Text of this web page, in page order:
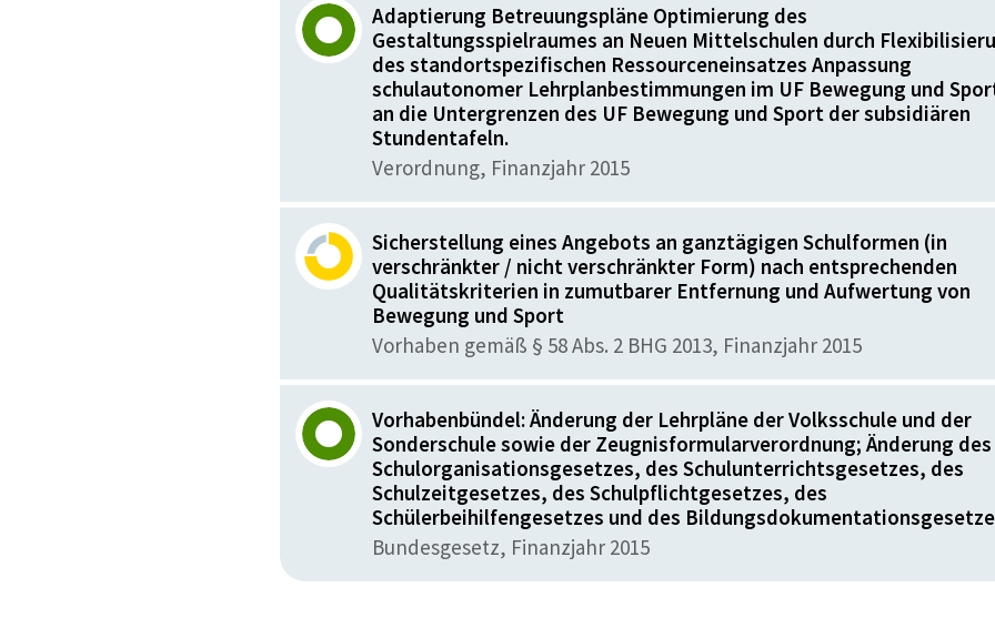
Adaptierung Betreuungspläne Optimierung des
Gestaltungsspielraumes an Neuen Mittelschulen durch
des standortspezifischen Ressourceneinsatzes Anpassung
schulautonomer Lehrplanbestimmungen im UF Bewegung und
an die Untergrenzen des UF Bewegung und Sport der subsidiären
Stundentafeln.
Verordnung, Finanzjahr 2015
Sicherstellung eines Angebots an ganztägigen Schulformen (in
verschränkter / nicht verschränkter Form) nach entsprechenden
Qualitätskriterien in zumutbarer Entfernung und Aufwertung von
Bewegung und Sport
Vorhaben gemäß § 58 Abs. 2 BHG 2013, Finanzjahr 2015
Vorhabenbündel: Änderung der Lehrpläne der Volksschule und der
Sonderschule sowie der Zeugnisformularverordnung; Änderung des
Schulorganisationsgesetzes, des Schulunterrichtsgesetzes, des
Schulzeitgesetzes, des Schulpflichtgesetzes, des
Schülerbeihilfengesetzes und des
Bundesgesetz, Finanzjahr 2015